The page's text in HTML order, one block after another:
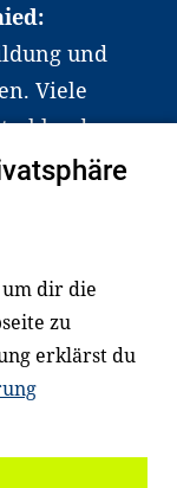
und
Viele
dabei.
wir eng
um dir die
zu
erklärst du